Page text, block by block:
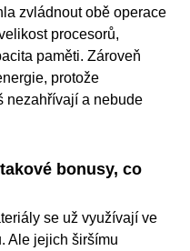
zvládnout obě operace
procesorů,
paměti. Zároveň
protože
nezahřívají a nebude
bonusy, co
se už využívají ve
Ale jejich širšímu